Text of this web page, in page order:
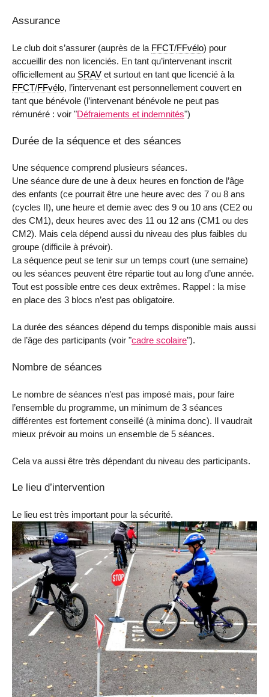
Assurance
Le club doit s’assurer (auprès de la FFCT/FFvélo) pour
accueillir des non licenciés. En tant qu’intervenant inscrit
officiellement au SRAV et surtout en tant que licencié à la
FFCT/FFvélo, l’intervenant est personnellement couvert en
tant que bénévole (l’intervenant bénévole ne peut pas
rémunéré : voir "Défraiements et indemnités")
Durée de la séquence et des séances
Une séquence comprend plusieurs séances.
Une séance dure de une à deux heures en fonction de l’âge
des enfants (ce pourrait être une heure avec des 7 ou 8 ans
(cycles II), une heure et demie avec des 9 ou 10 ans (CE2 ou
des CM1), deux heures avec des 11 ou 12 ans (CM1 ou des
CM2). Mais cela dépend aussi du niveau des plus faibles du
groupe (difficile à prévoir).
La séquence peut se tenir sur un temps court (une semaine)
ou les séances peuvent être répartie tout au long d’une année.
Tout est possible entre ces deux extrêmes. Rappel : la mise
en place des 3 blocs n’est pas obligatoire.
La durée des séances dépend du temps disponible mais aussi
de l’âge des participants (voir "cadre scolaire").
Nombre de séances
Le nombre de séances n’est pas imposé mais, pour faire
l’ensemble du programme, un minimum de 3 séances
différentes est fortement conseillé (à minima donc). Il vaudrait
mieux prévoir au moins un ensemble de 5 séances.
Cela va aussi être très dépendant du niveau des participants.
Le lieu d’intervention
Le lieu est très important pour la sécurité.